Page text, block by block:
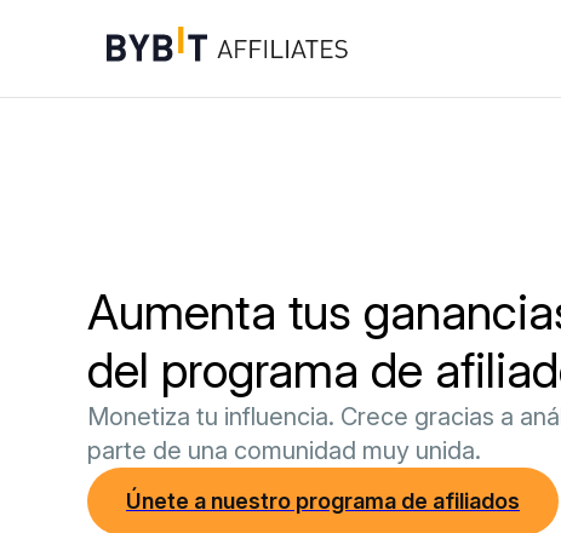
Aumenta tus
del programa de
Monetiza tu influencia. Crece gracias a
parte de una comunidad muy unida.
Únete a nuestro programa de afiliados